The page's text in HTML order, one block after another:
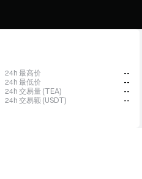
24h 最高价
--
24h 最低价
--
24h 交易量 (TEA)
--
24h 交易额 (USDT)
--